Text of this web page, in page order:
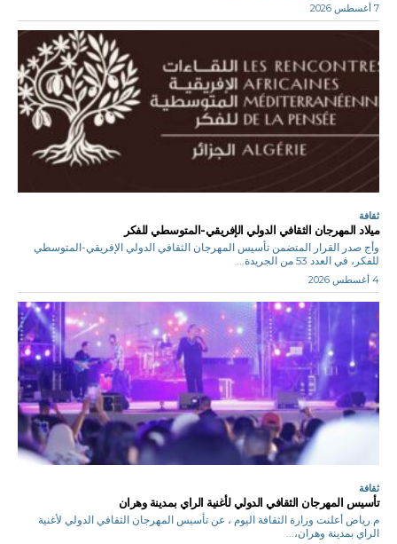
7 أغسطس 2026
ثقافة
ميلاد المهرجان الثقافي الدولي الإفريقي-المتوسطي للفكر
وأج صدر القرار المتضمن تأسيس المهرجان الثقافي الدولي الإفريقي-المتوسطي
للفكر، في العدد 53 من الجريدة...
4 أغسطس 2026
ثقافة
تأسيس المهرجان الثقافي الدولي لأغنية الراي بمدينة وهران
م.رياض أعلنت وزارة الثقافة اليوم ، عن تأسيس المهرجان الثقافي الدولي لأغنية
الراي بمدينة وهران،...